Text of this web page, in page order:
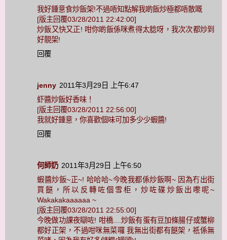
我好鍾意食炒飯架!不過唔知點解我啲飯炒極都唔散嘅
[版主回覆03/28/2011 22:42:00]
炒飯又快又正! 咁你啲飯係咪煮得太腍呀，我次次都炒到
好靚架!
回覆
jenny 2011年3月29日 上午6:47
虾醬炒飯好香味！
[版主回覆03/28/2011 22:56:00]
我就好鍾意，你喜歡個味可加多少少蝦醬!
回覆
何師奶 2011年3月29日 上午6:50
蝦醬炒飯~正~! 哈哈哈~今晚我都係炒飯啊~ 因為冇出街
買餸，所以反轉咗個雪柜，炒咗碟炒飯出嚟呢~
Wakakakaaaaaa ~
[版主回覆03/28/2011 22:55:00]
今晚做功課夜瞓咗! 咁橋....炒飯有蛋有豆加條腸仔或蟹柳
都好正架，不過咁咪無菜囉 我無出街都有餸架，祇係無